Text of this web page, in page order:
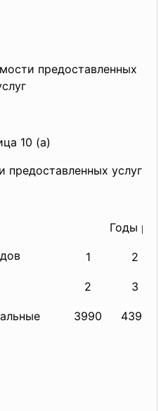
предоставленных
10 (а)
предоставленных услуг
Годы
1 2
2 3
3990 4390